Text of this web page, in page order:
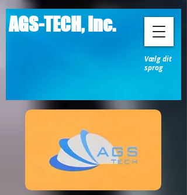
AGS-TECH, Inc.
Vælg dit
sprog